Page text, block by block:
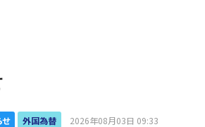
外国為替 2026年08月03日 09:33